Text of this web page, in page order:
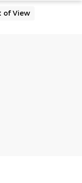
of View